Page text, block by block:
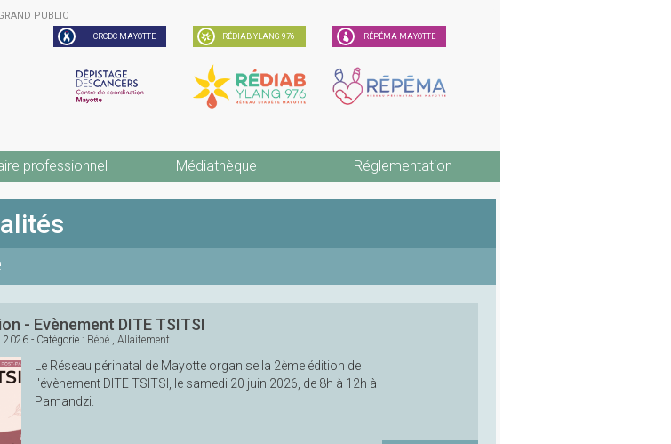
PUBLIC
CRCDC MAYOTTE RÉDIAB YLANG 976 RÉPÉMA MAYOTTE
professionnel Médiathèque Réglementation
- Evènement DITE TSITSI
2026 - Catégorie : Bébé Allaitement
Le Réseau périnatal de Mayotte organise la 2ème édition de
l'évènement DITE TSITSI, le samedi 20 juin 2026, de 8h à 12h à
Pamandzi.